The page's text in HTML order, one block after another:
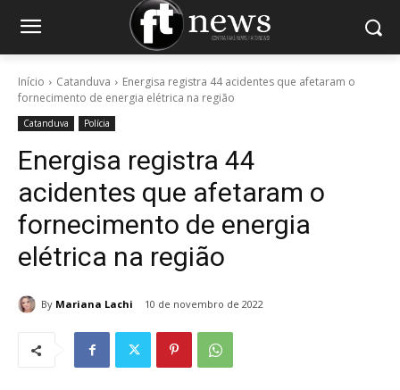
Início Catanduva
Energisa registra 44 acidentes que afetaram o
fornecimento de energia elétrica na região
Catanduva Polícia
Energisa registra 44
acidentes que afetaram o
fornecimento de energia
elétrica na região
By Mariana Lachi 10 de novembro de 2022